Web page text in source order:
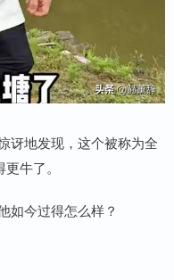
讶地发现，这个被称为全
牛了。
如今过得怎么样？